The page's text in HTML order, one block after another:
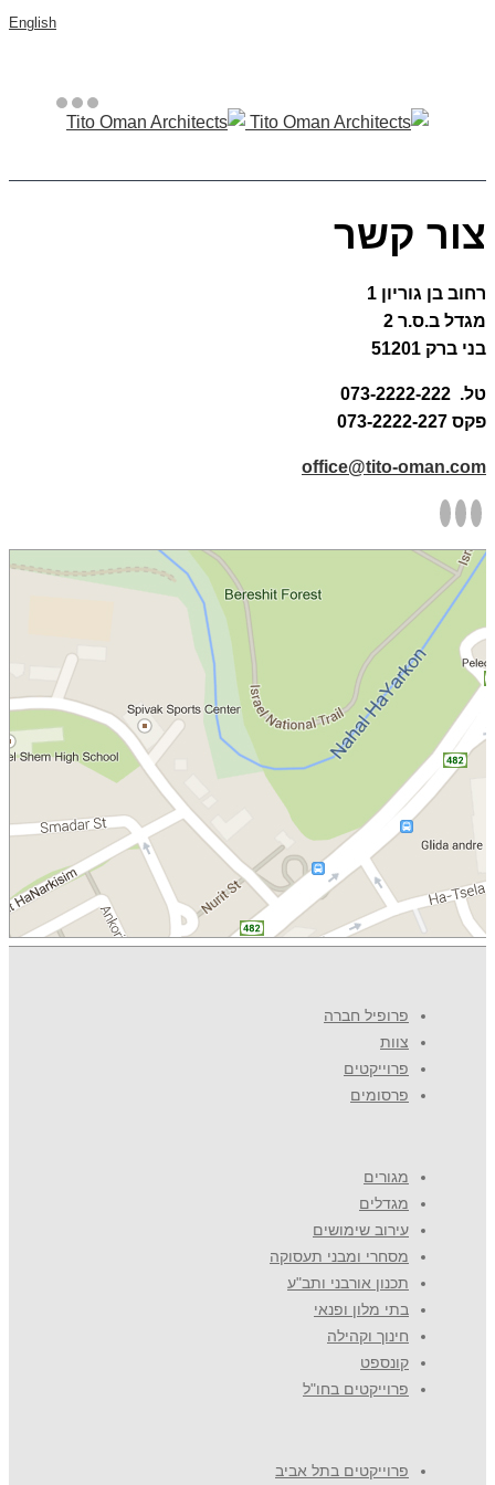
English
צור קשר
רחוב בן גוריון 1
מגדל ב.ס.ר 2
בני ברק 51201
טל. 073-2222-222
פקס 073-2222-227
office@tito-oman.com
פרופיל חברה
צוות
פרוייקטים
פרסומים
מגורים
מגדלים
עירוב שימושים
מסחרי ומבני תעסוקה
תכנון אורבני ותב"ע
בתי מלון ופנאי
חינוך וקהילה
קונספט
פרוייקטים בחו"ל
פרוייקטים בתל אביב